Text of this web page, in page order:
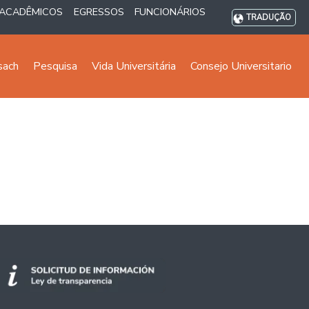
EGRESSOS FUNCIONÁRIOS TRADUÇÃO
Pesquisa Vida Universitária Consejo Universitario